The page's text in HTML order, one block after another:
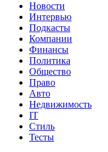
Новости
Интервью
Подкасты
Компании
Финансы
Политика
Общество
Право
Авто
Недвижимость
IT
Стиль
Тесты